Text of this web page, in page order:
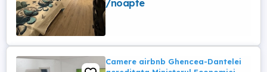
/noapte
Camere airbnb Ghencea-Dantelei